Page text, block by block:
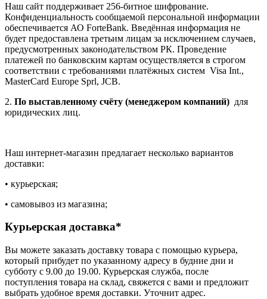
Наш сайт поддерживает 256-битное шифрование.
Конфиденциальность сообщаемой персональной информации
обеспечивается АО ForteBank. Введённая информация не
будет предоставлена третьим лицам за исключением случаев,
предусмотренных законодательством РК. Проведение
платежей по банковским картам осуществляется в строгом
соответствии с требованиями платёжных систем Visa Int.,
MasterCard Europe Sprl, JCB.
2. По выставленному счёту (менеджером компаний) для
юридических лиц.
Наш интернет-магазин предлагает несколько вариантов
доставки:
• курьерская;
• самовывоз из магазина;
Курьерская доставка*
Вы можете заказать доставку товара с помощью курьера,
который прибудет по указанному адресу в будние дни и
субботу с 9.00 до 19.00. Курьерская служба, после
поступления товара на склад, свяжется с вами и предложит
выбрать удобное время доставки. Уточнит адрес.